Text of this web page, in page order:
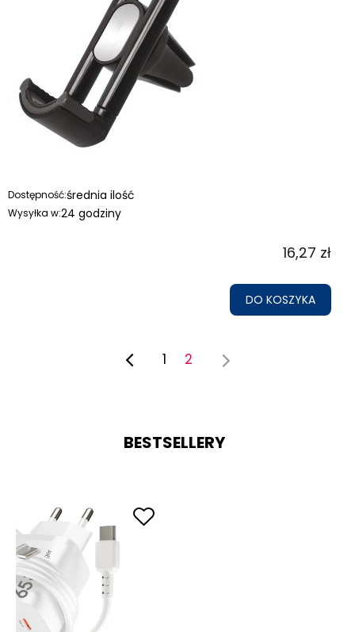
Dostępność:średnia ilość
Wysyłka w:24 godziny
16,27 zł
DO KOSZYKA
1 2
BESTSELLERY